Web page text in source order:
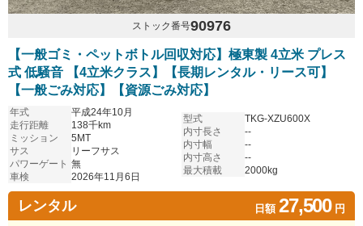
ストック番号90976
【一般ゴミ・ペットボトル回収対応】極東製 4立米 プレス
式 低騒音 【4立米クラス】【長期レンタル・リース可】
【一般ごみ対応】【資源ごみ対応】
年式
平成24年10月
走行距離
138千km
ミッション
5MT
サス
リーフサス
パワーゲート 無
車検
2026年11月6日
型式
TKG-XZU600X
内寸長さ
--
内寸幅
--
内寸高さ
--
最大積載
2000kg
レンタル 日額27,500円